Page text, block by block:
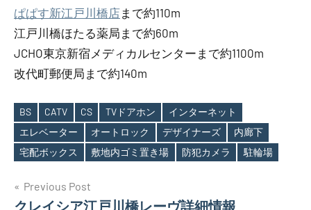
ぱぱす新江戸川橋店まで約110m
江戸川橋ほたる薬局まで約60m
JCHO東京新宿メディカルセンターまで約1100m
改代町郵便局まで約140m
Tags
BS CATV CS TVドアホン
インターネット
エレベーター
オートロック デザイナーズ
内廊下
宅配ボックス
敷地内ゴミ置き場 防犯カメラ 駐輪場
投Previous Post
クレイシア江戸川橋レーヴ詳細情報